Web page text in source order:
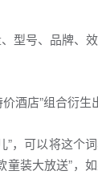
型号、品牌、
酒店”组合衍生
，可以将这个
装大放送”，